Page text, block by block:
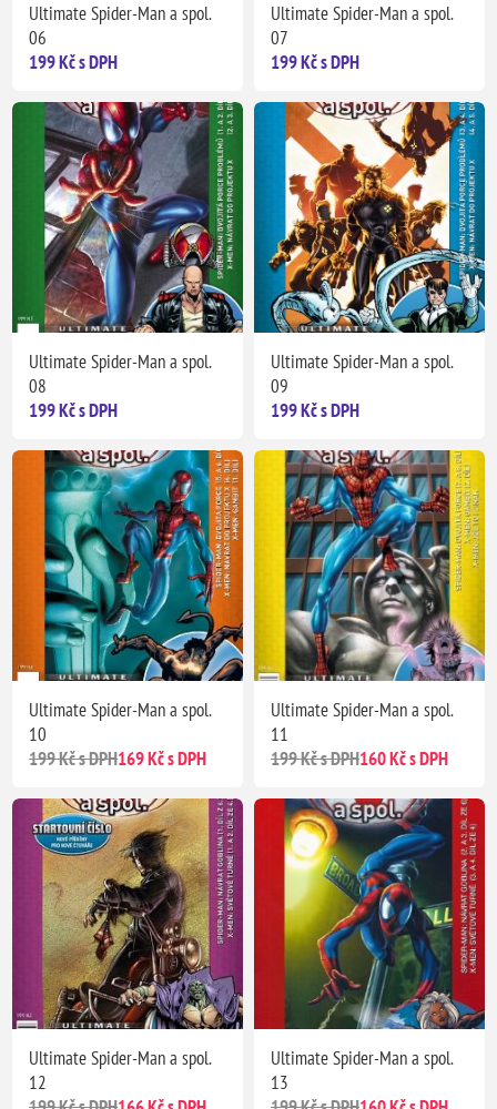
Ultimate Spider-Man a spol.
06
199 Kč s DPH
Ultimate Spider-Man a spol.
07
199 Kč s DPH
Ultimate Spider-Man a spol.
08
199 Kč s DPH
Ultimate Spider-Man a spol.
09
199 Kč s DPH
Ultimate Spider-Man a spol.
10
199 Kč s DPH169 Kč s DPH
Ultimate Spider-Man a spol.
11
199 Kč s DPH160 Kč s DPH
Ultimate Spider-Man a spol.
12
Ultimate Spider-Man a spol.
13